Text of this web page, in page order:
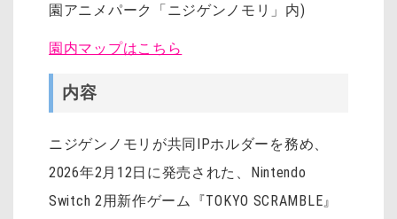
園アニメパーク「ニジゲンノモリ」内)
園内マップはこちら
内容
ニジゲンノモリが共同IPホルダーを務め、
2026年2月12日に発売された、Nintendo
Switch 2用新作ゲーム『TOKYO SCRAMBLE』